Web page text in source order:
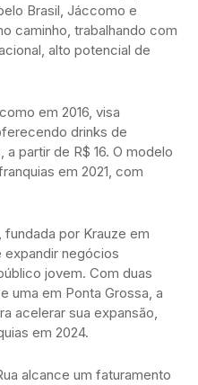
Brasil, Jáccomo e
caminho, trabalhando com
alto potencial de
em 2016, visa
drinks de
partir de R$ 16. O modelo
em 2021, com
por Krauze em
expandir negócios
jovem. Com duas
uma em Ponta Grossa, a
acelerar sua expansão,
em 2024.
alcance um faturamento